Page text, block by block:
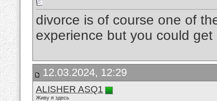
divorce is of course one of
experience but you could
12.03.2024, 12:29
ALISHER ASQ1
Живу я здесь